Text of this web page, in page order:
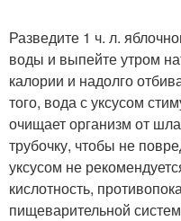
Разведите 1 ч. л.
воды и выпейте утром
калории и надолго
того, вода с уксусом
очищает организм от
трубочку, чтобы не
уксусом не
кислотность,
пищеварительной